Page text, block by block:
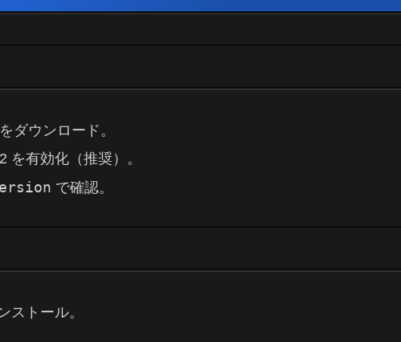
ダウンロード。
を有効化（推奨）。
で確認。
ストール。